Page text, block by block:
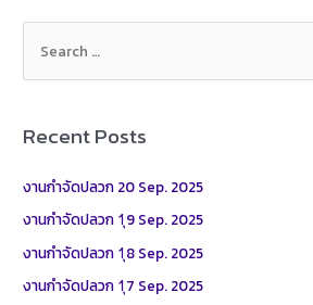
h
:
Recent Posts
งานกำจัดปลวก 20 Sep. 2025
งานกำจัดปลวก 1ุ9 Sep. 2025
งานกำจัดปลวก 1ุ8 Sep. 2025
งานกำจัดปลวก 1ุ7 Sep. 2025